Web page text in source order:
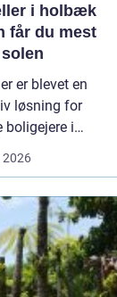
i holbæk
får du mest
er blevet en
løsning for
boligejere i
at sænke
godt for
Med de stigende
og en øget
for grøn
2026